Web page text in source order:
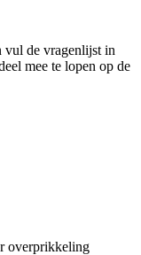
vul de vragenlijst in
mee te lopen op de
overprikkeling